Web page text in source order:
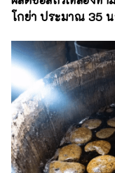
โกย่า ประมาณ 35